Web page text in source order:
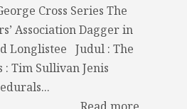
Cross Series The
Association Dagger in
Longlistee Judul : The
Tim Sullivan Jenis